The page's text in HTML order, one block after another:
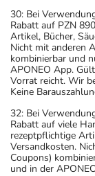
30: Bei
Rabatt auf PZN
Artikel, Bücher,
Nicht mit anderen
kombinierbar und
APONEO App.
Vorrat reicht. Wir
Keine
32: Bei
Rabatt auf viele
rezeptpflichtige
Versandkosten.
Coupons)
und in der